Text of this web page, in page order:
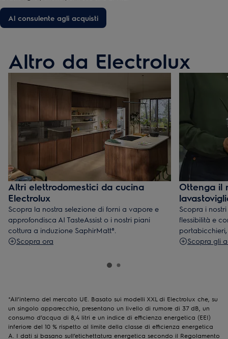
Al consulente agli acquisti
Altro da Electrolux
Altri elettrodomestici da cucina
Electrolux
Scopra la nostra selezione di forni a vapore e
approfondisca AI TasteAssist o i nostri piani
cottura a induzione SaphirMatt®.
Scopra ora
Ottenga il
Scopra i
flessibilità e
Scopra gli
*All’interno del mercato UE. Basato sui modelli XXL di Electrolux che, su
un singolo apparecchio, presentano un livello di rumore di 37 dB, un
consumo d’acqua di 8,4 litri e un indice di efficienza energetica (EEI)
inferiore del 10 % rispetto al limite della classe di efficienza energetica
A. I dati si basano sull’etichettatura energetica secondo il Regolamento